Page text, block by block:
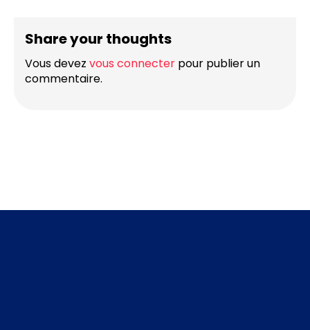
Share your thoughts
Vous devez vous connecter pour publier un
commentaire.